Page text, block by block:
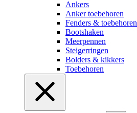
Ankers
Anker toebehoren
Fenders & toebehoren
Bootshaken
Meerpennen
Steigerringen
Bolders & kikkers
Toebehoren